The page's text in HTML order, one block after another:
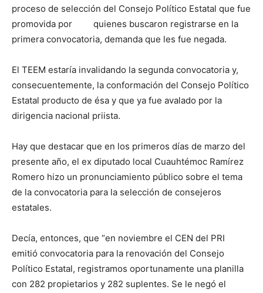
proceso de selección del Consejo Político Estatal que fue
promovida por quienes buscaron registrarse en la
primera convocatoria, demanda que les fue negada.
El TEEM estaría invalidando la segunda convocatoria y,
consecuentemente, la conformación del Consejo Político
Estatal producto de ésa y que ya fue avalado por la
dirigencia nacional priista.
Hay que destacar que en los primeros días de marzo del
presente año, el ex diputado local Cuauhtémoc Ramírez
Romero hizo un pronunciamiento público sobre el tema
de la convocatoria para la selección de consejeros
estatales.
Decía, entonces, que “en noviembre el CEN del PRI
emitió convocatoria para la renovación del Consejo
Político Estatal, registramos oportunamente una planilla
con 282 propietarios y 282 suplentes. Se le negó el